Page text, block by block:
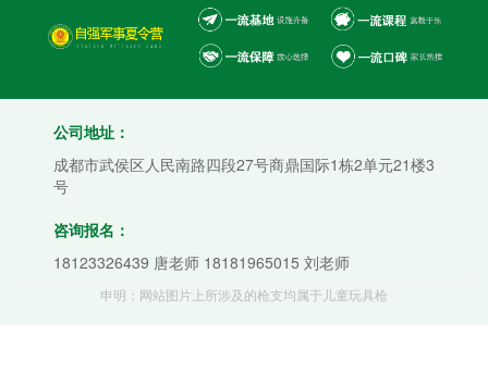
公司地址：
成都市武侯区人民南路四段27号商鼎国际1栋2单元21楼3
号
咨询报名：
18123326439 唐老师 18181965015 刘老师
申明：网站图片上所涉及的枪支均属于儿童玩具枪